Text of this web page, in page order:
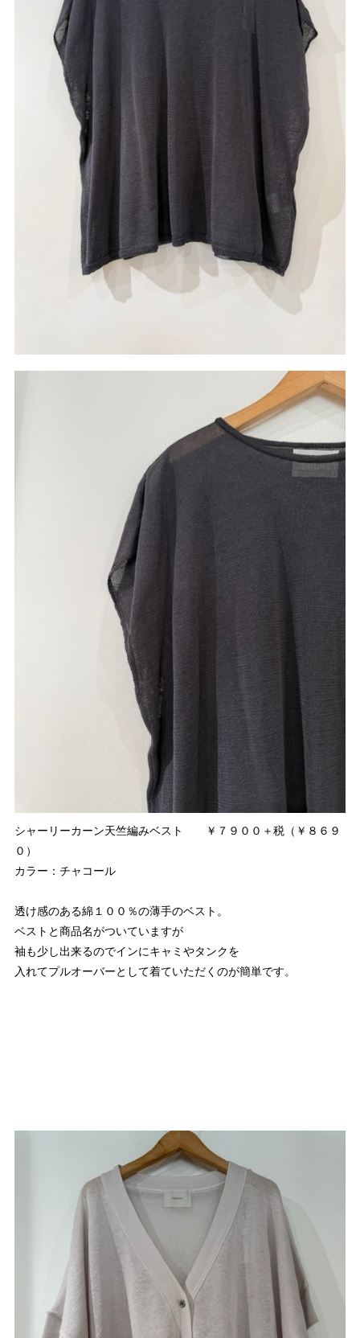
シャーリーカーン天竺編みベスト ￥７９００＋税（￥８６９
０）
カラー：チャコール
透け感のある綿１００％の薄手のベスト。
ベストと商品名がついていますが
袖も少し出来るのでインにキャミやタンクを
入れてプルオーバーとして着ていただくのが簡単です。